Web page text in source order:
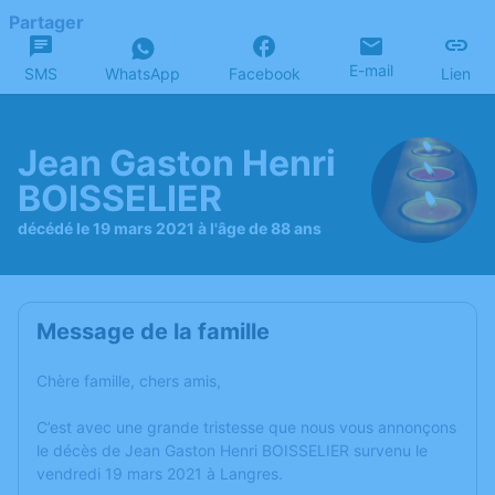
Partager
SMS WhatsApp Facebook E-mail Lien
Jean Gaston Henri
BOISSELIER
décédé le 19 mars 2021 à l'âge de 88 ans
Message de la famille
Chère famille, chers amis,
C’est avec une grande tristesse que nous vous annonçons
le décès de Jean Gaston Henri BOISSELIER survenu le
vendredi 19 mars 2021 à Langres.